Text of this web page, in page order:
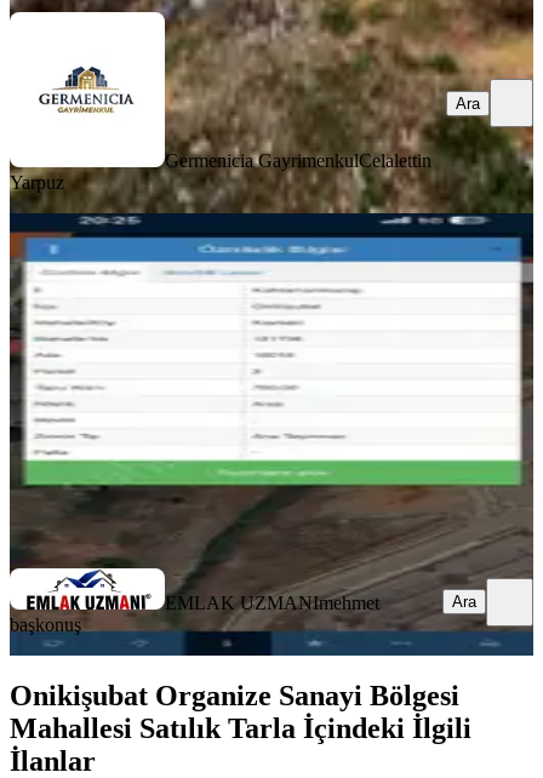
Germenicia GayrimenkulCelalettin
Yarpuz
Ara
Süper Konumda Villa Arsası
Onikişubat, Organize Sanayi Bölgesi Mahallesi
8.571/m²·
EMLAK UZMANImehmet başkonuş
Ara
EMLAK UZMANImehmet
başkonuş
Ara
Onikişubat Organize Sanayi Bölgesi
Mahallesi Satılık Tarla İçindeki İlgili
İlanlar